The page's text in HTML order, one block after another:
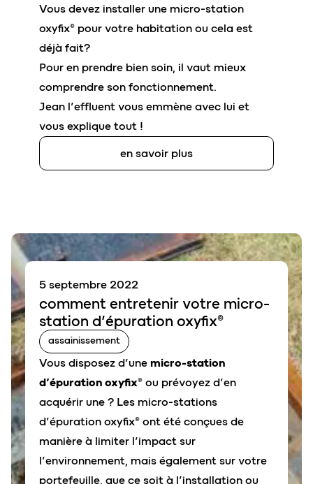
Vous devez installer une micro-station
oxyfix® pour votre habitation ou cela est
déjà fait?
Pour en prendre bien soin, il vaut mieux
comprendre son fonctionnement.
Jean l’effluent vous emmène avec lui et
vous explique tout !
en savoir plus
comment entretenir votre micro-
station d’épuration oxyfix®
5 septembre 2022
assainissement
Vous disposez d’une micro-station
d’épuration oxyfix® ou prévoyez d’en
acquérir une ? Les micro-stations
d’épuration oxyfix® ont été conçues de
manière à limiter l’impact sur
l’environnement, mais également sur votre
portefeuille, que ce soit à l’installation ou